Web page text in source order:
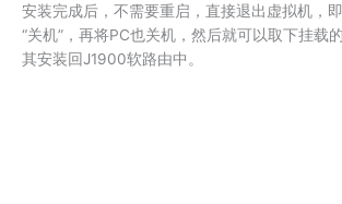
安装完成后，不需要重启，直接退出虚拟机，
“关机”，再将PC也关机，然后就可以取下挂载
其安装回J1900软路由中。